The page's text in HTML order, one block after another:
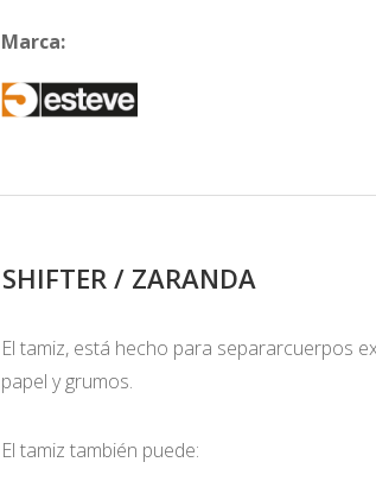
Marca:
SHIFTER / ZARANDA
El tamiz, está hecho para separarcuerpos
papel y grumos.
El tamiz también puede: